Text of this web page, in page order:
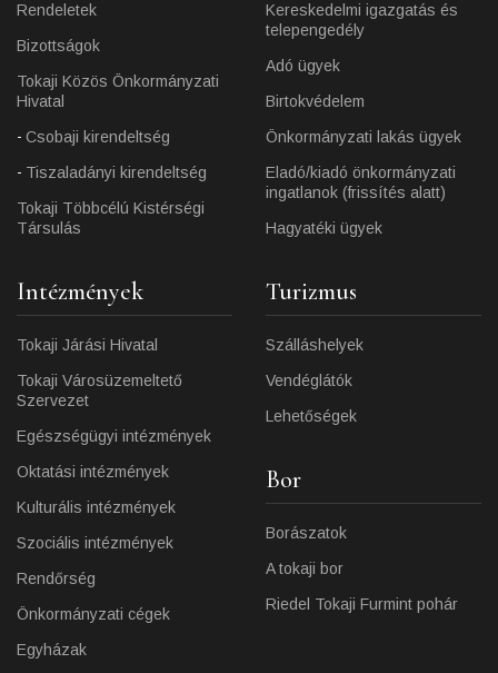
Rendeletek
Bizottságok
Tokaji Közös Önkormányzati
Hivatal
Csobaji kirendeltség
Tiszaladányi kirendeltség
Tokaji Többcélú Kistérségi
Társulás
Kereskedelmi igazgatás és
telepengedély
Adó ügyek
Birtokvédelem
Önkormányzati lakás ügyek
Eladó/kiadó önkormányzati
ingatlanok (frissítés alatt)
Hagyatéki ügyek
Intézmények
Tokaji Járási Hivatal
Tokaji Városüzemeltető
Szervezet
Egészségügyi intézmények
Oktatási intézmények
Kulturális intézmények
Szociális intézmények
Rendőrség
Önkormányzati cégek
Egyházak
Turizmus
Szálláshelyek
Vendéglátók
Lehetőségek
Bor
Borászatok
A tokaji bor
Riedel Tokaji Furmint pohár